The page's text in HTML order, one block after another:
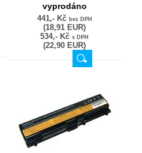
L12M4K01
vyprodáno
441,- Kč bez DPH
(18,91 EUR)
534,- Kč s DPH
(22,90 EUR)